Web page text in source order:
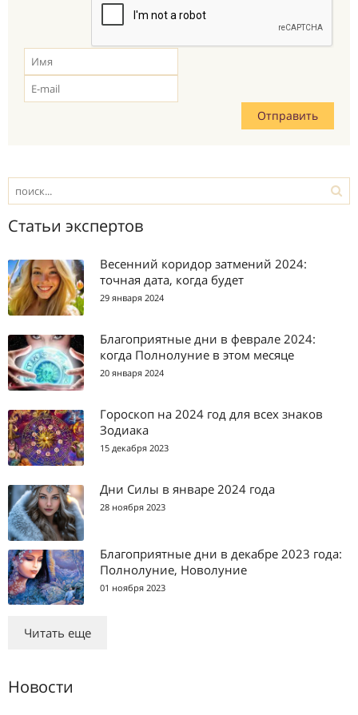
Статьи экспертов
Весенний коридор затмений 2024:
точная дата, когда будет
29 января 2024
Благоприятные дни в феврале 2024:
когда Полнолуние в этом месяце
20 января 2024
Гороскоп на 2024 год для всех знаков
Зодиака
15 декабря 2023
Дни Силы в январе 2024 года
28 ноября 2023
Благоприятные дни в декабре 2023 года:
Полнолуние, Новолуние
01 ноября 2023
Читать еще
Новости